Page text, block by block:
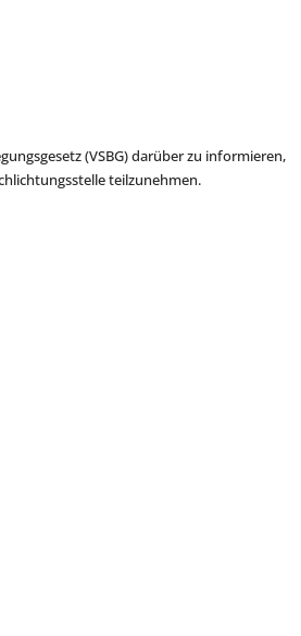
(VSBG) darüber zu informieren,
teilzunehmen.